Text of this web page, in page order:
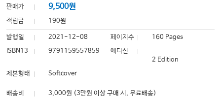
판매가
9,500원
적립금 190원
발행일 2021-12-08 페이지수
160 Pages
ISBN13
9791159557859
에디션
2 Edition
제본형태
Softcover
배송비 3,000원 (3만원 이상 구매 시, 무료배송)